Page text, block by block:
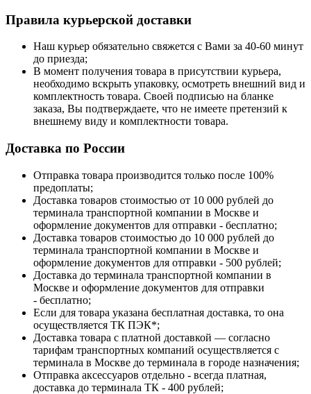
Правила курьерской доставки
Наш курьер обязательно свяжется с Вами за 40-60 минут
до приезда;
В момент получения товара в присутствии курьера,
необходимо вскрыть упаковку, осмотреть внешний вид и
комплектность товара. Своей подписью на бланке
заказа, Вы подтверждаете, что не имеете претензий к
внешнему виду и комплектности товара.
Доставка по России
Отправка товара производится только после 100%
предоплаты;
Доставка товаров стоимостью от 10 000 рублей до
терминала транспортной компании в Москве и
оформление документов для отправки - бесплатно;
Доставка товаров стоимостью до 10 000 рублей до
терминала транспортной компании в Москве и
оформление документов для отправки - 500 рублей;
Доставка до терминала транспортной компании в
Москве и оформление документов для отправки
- бесплатно;
Если для товара указана бесплатная доставка, то она
осуществляется ТК ПЭК*;
Доставка товара с платной доставкой — согласно
тарифам транспортных компаний осуществляется с
терминала в Москве до терминала в городе назначения;
Отправка аксессуаров отдельно - всегда платная,
доставка до терминала ТК - 400 рублей;